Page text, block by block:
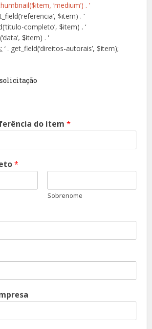
‘medium’) . ‘
$item) . ‘
completo’, $item) . ‘
$item) . ‘
‘ . get_field(‘direitos-autorais’, $item);
do item*
*
Sobrenome